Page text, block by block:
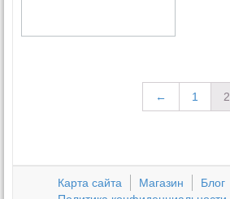
← 1 2
Карта сайта Магазин
Блог